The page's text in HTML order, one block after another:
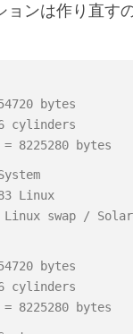
ョンは作り直す
bytes
cylinders
8225280 bytes
Linux
Linux swap /
bytes
cylinders
8225280 bytes